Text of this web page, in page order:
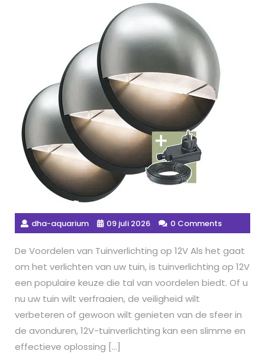
dha-aquarium 09 juli 2026 0 Comments
De Voordelen van Tuinverlichting op 12V Als het gaat
om het verlichten van uw tuin, is tuinverlichting op 12V
een populaire keuze die tal van voordelen biedt. Of u
nu uw tuin wilt verfraaien, de veiligheid wilt
verbeteren of gewoon wilt genieten van de sfeer in
de avonduren, 12V-tuinverlichting kan een slimme en
effectieve oplossing […]